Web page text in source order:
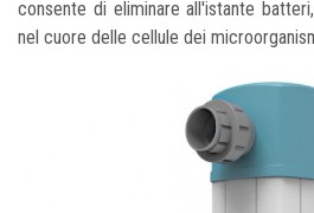
consente di eliminare all'istante
nel cuore delle cellule dei